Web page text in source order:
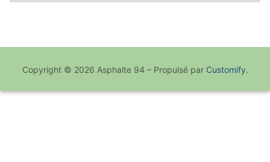
Copyright © 2026 Asphalte 94 – Propulsé par Customify.